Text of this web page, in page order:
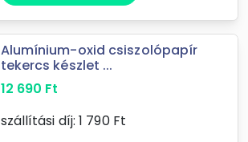
Alumínium-oxid csiszolópapír
tekercs készlet ...
12 690 Ft
szállítási díj: 1 790Ft